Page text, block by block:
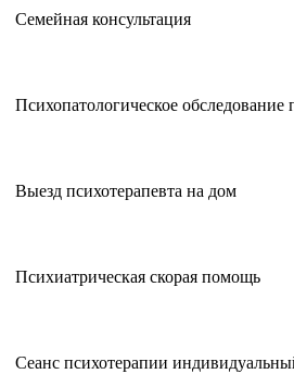
Семейная консультация
Психопатологическое обследование
Выезд психотерапевта на дом
Психиатрическая скорая помощь
Сеанс психотерапии